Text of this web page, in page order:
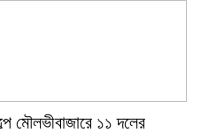
মৌলভীবাজারে ১১ দলের